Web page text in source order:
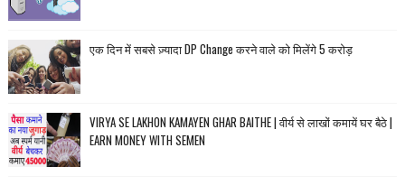
एक दिन में सबसे ज़्यादा DP Change करने वाले को मिलेंगे 5 करोड़
VIRYA SE LAKHON KAMAYEN GHAR BAITHE | वीर्य से लाखों कमायें घर बैठे |
EARN MONEY WITH SEMEN